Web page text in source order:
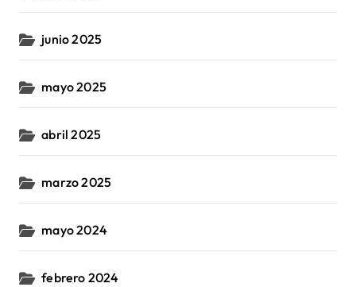
junio 2025
mayo 2025
abril 2025
marzo 2025
mayo 2024
febrero 2024